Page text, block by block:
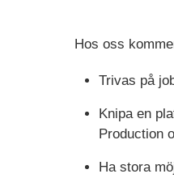
Hos oss
Trivas på
Knipa en
Production
Ha stora